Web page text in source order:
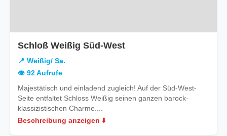
Schloß Weißig Süd-Westin
📍 Weißig/ Sa.
👁️ 92 Aufrufe
Majestätisch und einladend zugleich! Auf der Süd-West-
Seite entfaltet Schloss Weißig seinen ganzen barock-
klassizistischen Charme....
Beschreibung anzeigen ⬇️